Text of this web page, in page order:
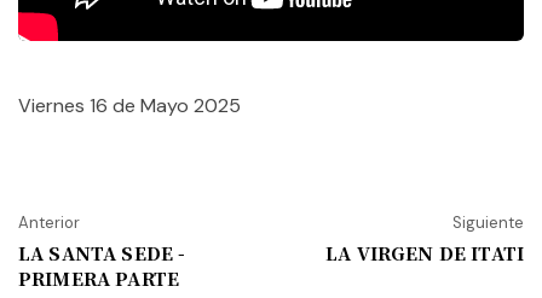
Viernes 16 de Mayo 2025
Anterior
LA SANTA SEDE -
PRIMERA PARTE
Siguiente
LA VIRGEN DE ITATI